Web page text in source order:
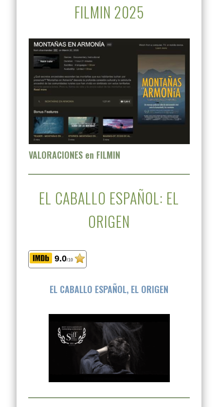
FILMIN 2025
VALORACIONES en FILMIN
EL CABALLO ESPAÑOL: EL
ORIGEN
9.0/10
EL CABALLO ESPAÑOL, EL ORIGEN